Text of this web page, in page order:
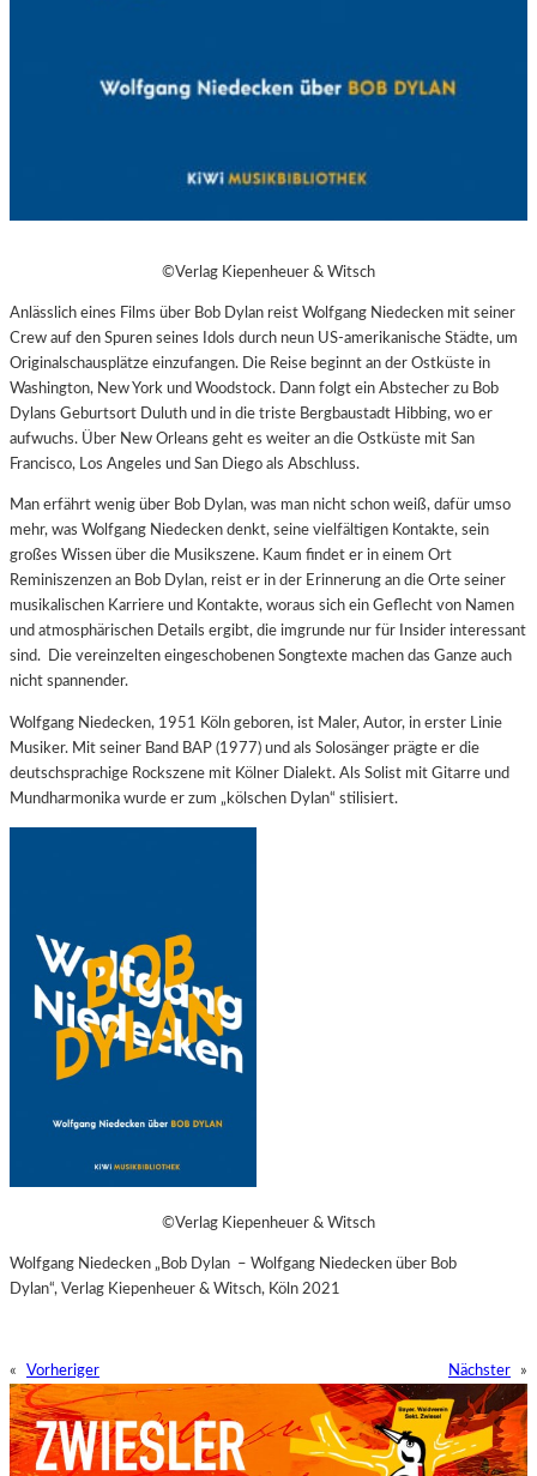
©Verlag Kiepenheuer & Witsch
Anlässlich eines Films über Bob Dylan reist Wolfgang Niedecken mit seiner
Crew auf den Spuren seines Idols durch neun US-amerikanische Städte, um
Originalschausplätze einzufangen. Die Reise beginnt an der Ostküste in
Washington, New York und Woodstock. Dann folgt ein Abstecher zu Bob
Dylans Geburtsort Duluth und in die triste Bergbaustadt Hibbing, wo er
aufwuchs. Über New Orleans geht es weiter an die Ostküste mit San
Francisco, Los Angeles und San Diego als Abschluss.
Man erfährt wenig über Bob Dylan, was man nicht schon weiß, dafür umso
mehr, was Wolfgang Niedecken denkt, seine vielfältigen Kontakte, sein
großes Wissen über die Musikszene. Kaum findet er in einem Ort
Reminiszenzen an Bob Dylan, reist er in der Erinnerung an die Orte seiner
musikalischen Karriere und Kontakte, woraus sich ein Geflecht von Namen
und atmosphärischen Details ergibt, die imgrunde nur für Insider interessant
sind. Die vereinzelten eingeschobenen Songtexte machen das Ganze auch
nicht spannender.
Wolfgang Niedecken, 1951 Köln geboren, ist Maler, Autor, in erster Linie
Musiker. Mit seiner Band BAP (1977) und als Solosänger prägte er die
deutschsprachige Rockszene mit Kölner Dialekt. Als Solist mit Gitarre und
Mundharmonika wurde er zum „kölschen Dylan“ stilisiert.
©Verlag Kiepenheuer & Witsch
Wolfgang Niedecken „Bob Dylan – Wolfgang Niedecken über Bob
Dylan“, Verlag Kiepenheuer & Witsch, Köln 2021
« Vorheriger Nächster »